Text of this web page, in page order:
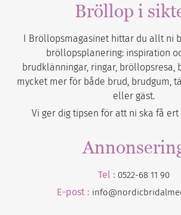
Bröllop i
I Bröllopsmagasinet hittar du allt ni
bröllopsplanering: inspiration
brudklänningar, ringar, bröllopsresa,
mycket mer för både brud, brudgum,
eller gäst.
Vi ger dig tipsen för att ni ska få
Tel : 0522-68 11 90
E-post :